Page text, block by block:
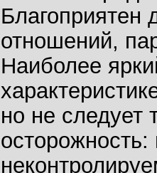
Благоприятен
отношений,
Наиболее
но не следует
осторожность: